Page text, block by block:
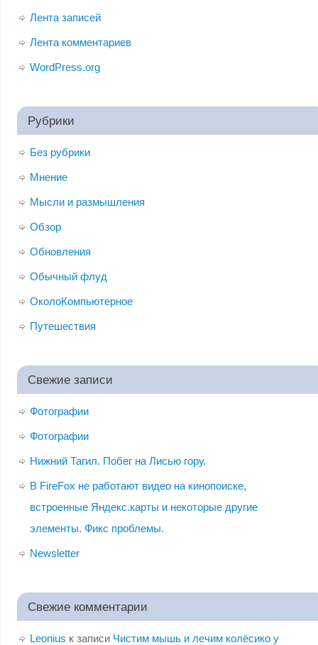
Лента записей
Лента комментариев
WordPress.org
Рубрики
Без рубрики
Мнение
Мысли и размышления
Обзор
Обновления
Обычный флуд
ОколоКомпьютерное
Путешествия
Свежие записи
Фотографии
Фотографии
Нижний Тагил. Побег на Лисью гору.
В FireFox не работают видео на кинопоиске,
встроенные Яндекс.карты и некоторые другие
элементы. Фикс проблемы.
Newsletter
Свежие комментарии
Leonius к записи Чистим мышь и лечим колёсико у